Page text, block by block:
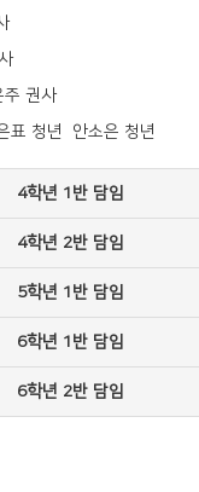
권사
청년 안소은 청년
4학년 1반 담임
4학년 2반 담임
5학년 1반 담임
6학년 1반 담임
6학년 2반 담임